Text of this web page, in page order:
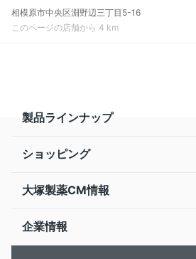
相模原市中央区淵野辺三丁目5-16
このページの店舗から 4 km
製品ラインナップ
ショッピング
大塚製薬CM情報
企業情報